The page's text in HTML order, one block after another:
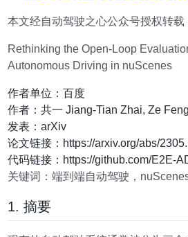
本文经自动驾驶之心公众号授权转载
Rethinking the Open-Loop
Autonomous Driving in nuScenes
作者单位：百度
作者：共一 Jiang-Tian Zhai, Ze
发表：arXiv
论文链接：https://arxiv.org/abs/
代码链接：https://github.com/E2E-
关键词：端到端自动驾驶，
1. 摘要